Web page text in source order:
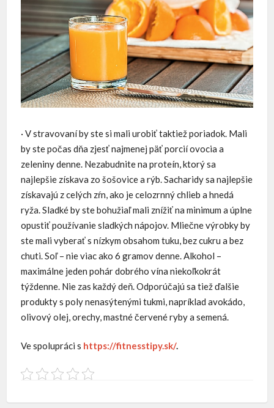
· V stravovaní by ste si mali urobiť taktiež poriadok. Mali
by ste počas dňa zjesť najmenej päť porcií ovocia a
zeleniny denne. Nezabudnite na proteín, ktorý sa
najlepšie získava zo šošovice a rýb. Sacharidy sa najlepšie
získavajú z celých zŕn, ako je celozrnný chlieb a hnedá
ryža. Sladké by ste bohužiaľ mali znížiť na minimum a úplne
opustiť používanie sladkých nápojov. Mliečne výrobky by
ste mali vyberať s nízkym obsahom tuku, bez cukru a bez
chuti. Soľ – nie viac ako 6 gramov denne. Alkohol –
maximálne jeden pohár dobrého vína niekoľkokrát
týždenne. Nie zas každý deň. Odporúčajú sa tiež ďalšie
produkty s poly nenasýtenými tukmi, napríklad avokádo,
olivový olej, orechy, mastné červené ryby a semená.
Ve spolupráci s https://fitnesstipy.sk/.